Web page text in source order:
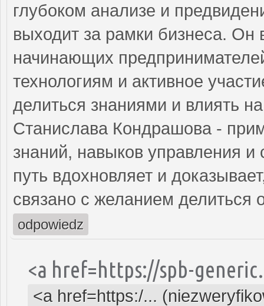
глубоком анализе и
выходит за рамки бизнеса. Он
начинающих
технологиям и активное
делиться знаниями и влиять
Станислава Кондрашова -
знаний, навыков управления и
путь вдохновляет и
связано с желанием делиться
odpowiedz
<a href=https://spb-
<a href=https:/...